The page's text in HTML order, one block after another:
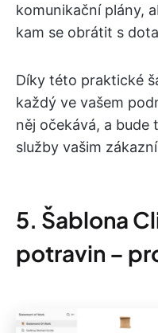
komunikační plány,
kam se obrátit s
Díky této praktické
každý ve vašem
něj očekává, a
služby vašim
5. Šablona
potravin –